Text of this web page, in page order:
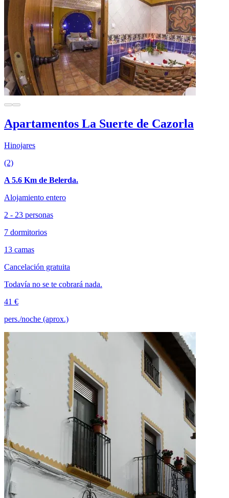
Apartamentos La Suerte de Cazorla
Hinojares
(2)
A 5.6 Km de Belerda.
Alojamiento entero
2 - 23 personas
7 dormitorios
13 camas
Cancelación gratuita
Todavía no se te cobrará nada.
41 €
pers./noche (aprox.)